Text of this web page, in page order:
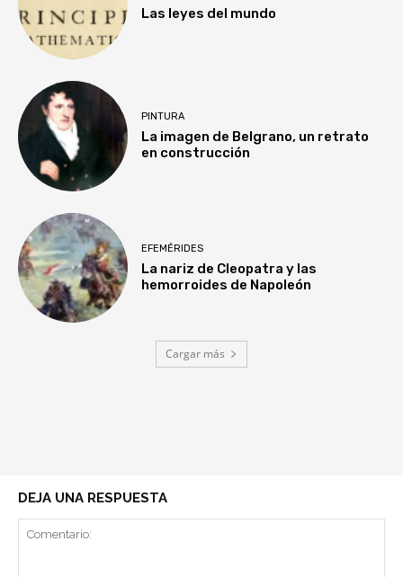
Las leyes del mundo
PINTURA
La imagen de Belgrano, un retrato
en construcción
EFEMÉRIDES
La nariz de Cleopatra y las
hemorroides de Napoleón
Cargar más
DEJA UNA RESPUESTA